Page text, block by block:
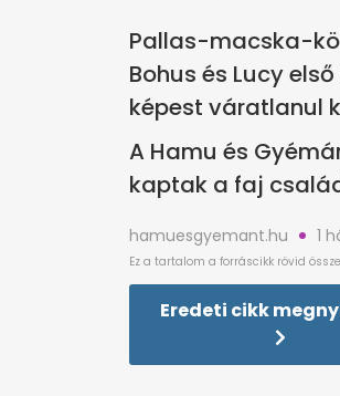
Pallas-macska-
Bohus és Lucy
képest váratlanul
A Hamu és
kaptak a faj
hamuesgyemant.hu 1
Eredeti cikk